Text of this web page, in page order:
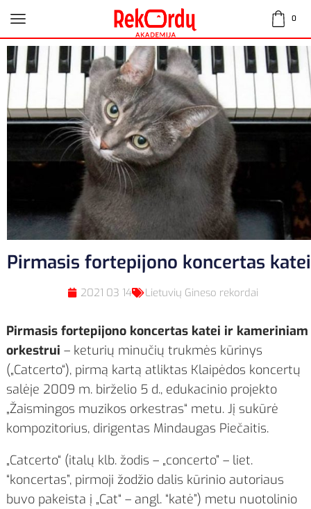
0
Pirmasis fortepijono koncertas katei
2021 03 14 Lietuvių Gineso rekordai
Pirmasis fortepijono koncertas katei ir kameriniam
orkestrui – keturių minučių trukmės kūrinys
(„Catcerto“), pirmą kartą atliktas Klaipėdos koncertų
salėje 2009 m. birželio 5 d., edukacinio projekto
„Žaismingos muzikos orkestras“ metu. Jį sukūrė
kompozitorius, dirigentas Mindaugas Piečaitis.
„Catcerto“ (italų klb. žodis – „concerto” – liet.
“koncertas”, pirmoji žodžio dalis kūrinio autoriaus
buvo pakeista į „Cat“ – angl. “katė”) metu nuotolinio